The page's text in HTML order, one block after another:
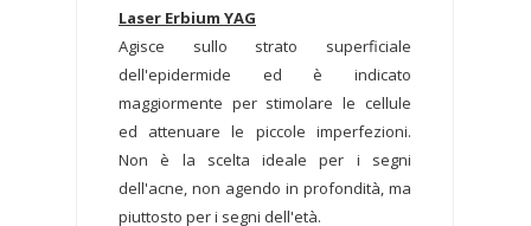
Laser Erbium YAG
Agisce sullo strato superficiale
dell'epidermide ed è indicato
maggiormente per stimolare le cellule
ed attenuare le piccole imperfezioni.
Non è la scelta ideale per i segni
dell'acne, non agendo in profondità, ma
piuttosto per i segni dell'età.